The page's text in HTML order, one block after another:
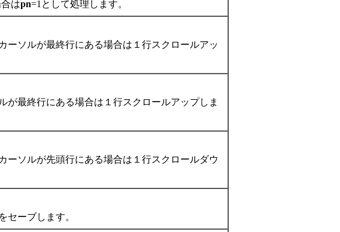
はpn=1として処理します。
ーソルが最終行にある場合は１行スクロールアッ
が最終行にある場合は１行スクロールアップしま
ーソルが先頭行にある場合は１行スクロールダウ
セーブします。